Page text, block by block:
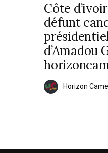
Côte
défunt
d’Amadou
Horizon